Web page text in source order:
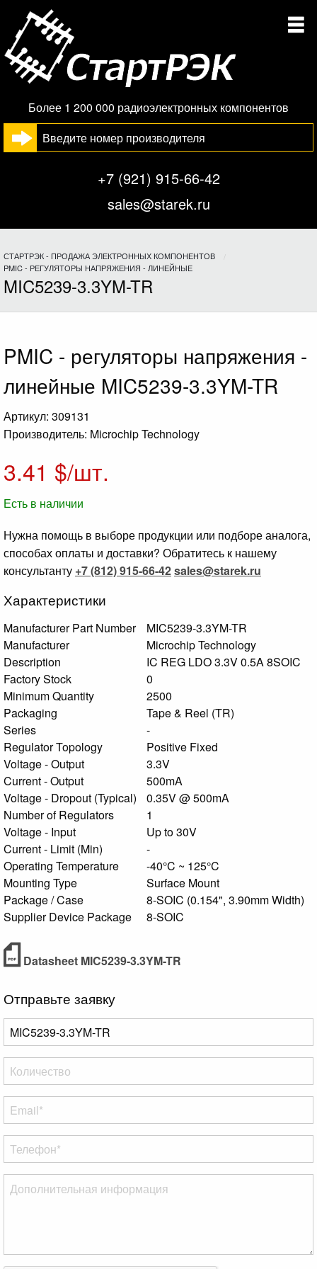
Более 1 200 000 радиоэлектронных компонентов
+7 (921) 915-66-42
sales@starek.ru
СТАРТРЭК - ПРОДАЖА ЭЛЕКТРОННЫХ КОМПОНЕНТОВ
PMIC - РЕГУЛЯТОРЫ НАПРЯЖЕНИЯ - ЛИНЕЙНЫЕ
MIC5239-3.3YM-TR
PMIC - регуляторы напряжения -
линейные MIC5239-3.3YM-TR
Артикул: 309131
Производитель: Microchip Technology
3.41 $/шт.
Есть в наличии
Нужна помощь в выборе продукции или подборе аналога,
способах оплаты и доставки? Обратитесь к нашему
консультанту +7 (812) 915-66-42sales@starek.ru
Характеристики
Manufacturer Part Number
MIC5239-3.3YM-TR
Manufacturer
Microchip Technology
Description
IC REG LDO 3.3V 0.5A 8SOIC
Factory Stock
0
Minimum Quantity
2500
Packaging
Tape & Reel (TR)
Series
-
Regulator Topology
Positive Fixed
Voltage - Output
3.3V
Current - Output
500mA
Voltage - Dropout (Typical)
0.35V @ 500mA
Number of Regulators
1
Voltage - Input
Up to 30V
Current - Limit (Min)
-
Operating Temperature
-40°C ~ 125°C
Mounting Type
Surface Mount
Package / Case
8-SOIC (0.154", 3.90mm Width)
Supplier Device Package
8-SOIC
Datasheet MIC5239-3.3YM-TR
Отправьте заявку